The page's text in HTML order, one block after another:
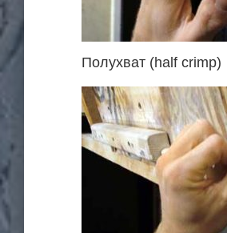
Полухват (half crimp)